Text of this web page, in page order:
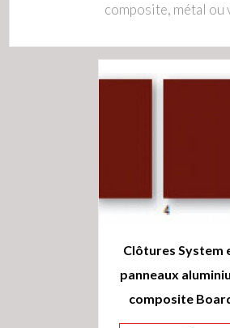
composite, métal ou
Clôtures System
panneaux
composite